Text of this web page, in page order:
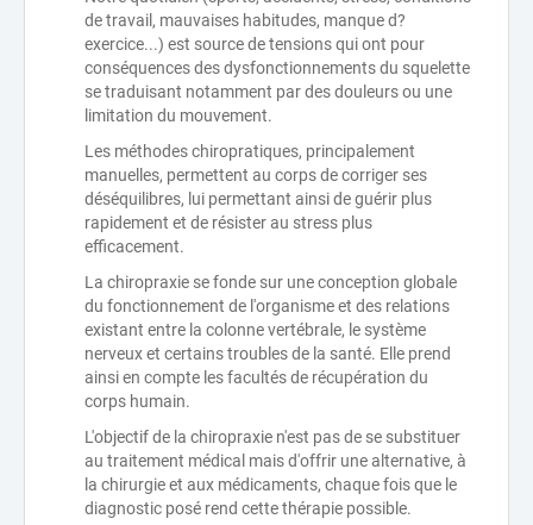
de travail, mauvaises habitudes, manque d?
exercice...) est source de tensions qui ont pour
conséquences des dysfonctionnements du squelette
se traduisant notamment par des douleurs ou une
limitation du mouvement.
Les méthodes chiropratiques, principalement
manuelles, permettent au corps de corriger ses
déséquilibres, lui permettant ainsi de guérir plus
rapidement et de résister au stress plus
efficacement.
La chiropraxie se fonde sur une conception globale
du fonctionnement de l'organisme et des relations
existant entre la colonne vertébrale, le système
nerveux et certains troubles de la santé. Elle prend
ainsi en compte les facultés de récupération du
corps humain.
L'objectif de la chiropraxie n'est pas de se substituer
au traitement médical mais d'offrir une alternative, à
la chirurgie et aux médicaments, chaque fois que le
diagnostic posé rend cette thérapie possible.